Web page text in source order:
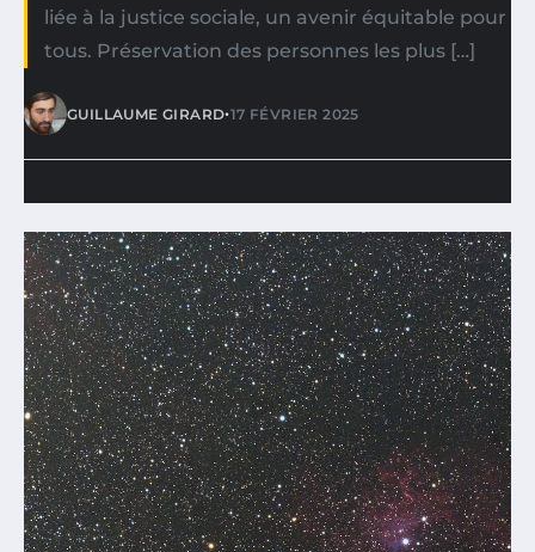
liée à la justice sociale, un avenir équitable pour
tous. Préservation des personnes les plus […]
GUILLAUME GIRARD•17 FÉVRIER 2025